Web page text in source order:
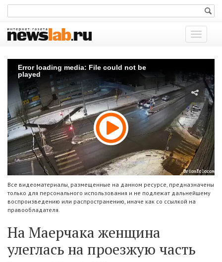
Показать
меню
Error loading media: File could not be
played
Все видеоматериалы, размещенные на данном ресурсе, предназначены
только для персонального использования и не подлежат дальнейшему
воспроизведению или распространению, иначе как со ссылкой на
правообладателя.
На Маерчака женщина
улеглась на проезжую часть